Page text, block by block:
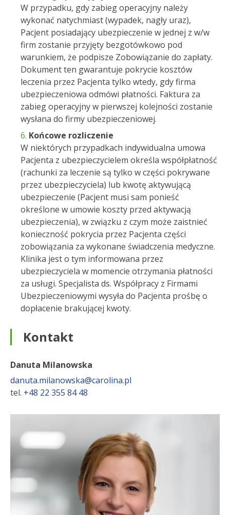
W przypadku, gdy zabieg operacyjny należy
wykonać natychmiast (wypadek, nagły uraz),
Pacjent posiadający ubezpieczenie w jednej z w/w
firm zostanie przyjęty bezgotówkowo pod
warunkiem, że podpisze Zobowiązanie do zapłaty.
Dokument ten gwarantuje pokrycie kosztów
leczenia przez Pacjenta tylko wtedy, gdy firma
ubezpieczeniowa odmówi płatności. Faktura za
zabieg operacyjny w pierwszej kolejności zostanie
wysłana do firmy ubezpieczeniowej.
Końcowe rozliczenie
W niektórych przypadkach indywidualna umowa
Pacjenta z ubezpieczycielem określa współpłatność
(rachunki za leczenie są tylko w części pokrywane
przez ubezpieczyciela) lub kwotę aktywującą
ubezpieczenie (Pacjent musi sam ponieść
określone w umowie koszty przed aktywacją
ubezpieczenia), w związku z czym może zaistnieć
konieczność pokrycia przez Pacjenta części
zobowiązania za wykonane świadczenia medyczne.
Klinika jest o tym informowana przez
ubezpieczyciela w momencie otrzymania płatności
za usługi. Specjalista ds. Współpracy z Firmami
Ubezpieczeniowymi wysyła do Pacjenta prośbę o
dopłacenie brakującej kwoty.
Kontakt
Danuta Milanowska
danuta.milanowska@carolina.pl
tel. +48 22 355 84 48